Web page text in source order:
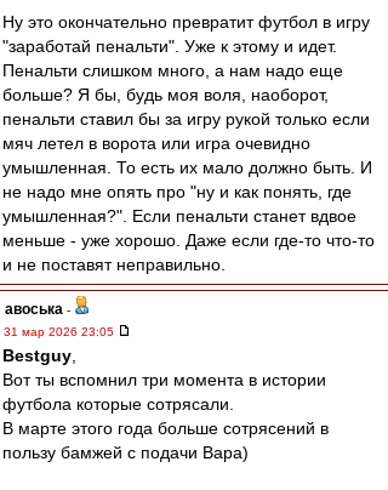
Ну это окончательно превратит футбол в игру
"заработай пенальти". Уже к этому и идет.
Пенальти слишком много, а нам надо еще
больше? Я бы, будь моя воля, наоборот,
пенальти ставил бы за игру рукой только если
мяч летел в ворота или игра очевидно
умышленная. То есть их мало должно быть. И
не надо мне опять про "ну и как понять, где
умышленная?". Если пенальти станет вдвое
меньше - уже хорошо. Даже если где-то что-то
и не поставят неправильно.
авоська -
31 мар 2026 23:05
Bestguy
Вот ты вспомнил три момента в истории
футбола которые сотрясали.
В марте этого года больше сотрясений в
пользу бамжей с подачи Вара)